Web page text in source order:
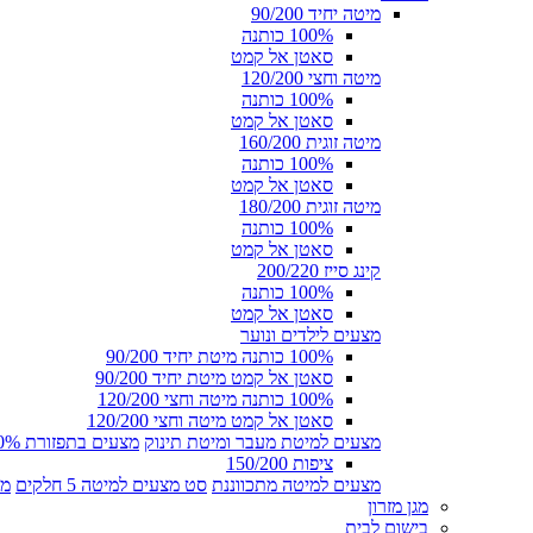
מיטה יחיד 90/200
100% כותנה
סאטן אל קמט
מיטה וחצי 120/200
100% כותנה
סאטן אל קמט
מיטה זוגית 160/200
100% כותנה
סאטן אל קמט
מיטה זוגית 180/200
100% כותנה
סאטן אל קמט
קינג סייז 200/220
100% כותנה
סאטן אל קמט
מצעים לילדים ונוער
100% כותנה מיטת יחיד 90/200
סאטן אל קמט מיטת יחיד 90/200
100% כותנה מיטה וחצי 120/200
סאטן אל קמט מיטה וחצי 120/200
מצעים למיטת מעבר ומיטת תינוק מצעים בתפזורת 100% כותנה
ציפות 150/200
מצעים למיטה מתכווננת סט מצעים למיטה 5 חלקים
מגן מזרון
בישום לבית